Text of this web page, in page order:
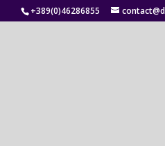
+389(0)46286855